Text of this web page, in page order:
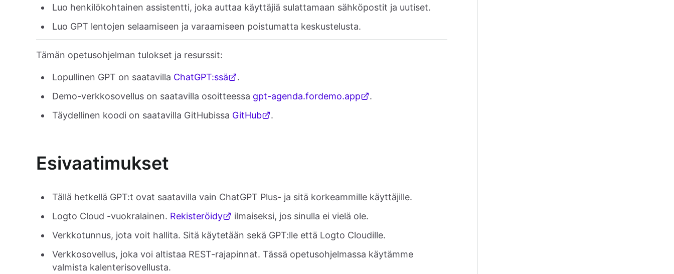
Luo henkilökohtainen assistentti, joka auttaa käyttäjiä sulattamaan sähköpostit ja uutiset.
Luo GPT lentojen selaamiseen ja varaamiseen poistumatta keskustelusta.
Tämän opetusohjelman tulokset ja resurssit:
Lopullinen GPT on saatavilla ChatGPT:ssä
.
Demo-verkkosovellus on saatavilla osoitteessa gpt-agenda.fordemo.app
.
Täydellinen koodi on saatavilla GitHubissa GitHub .
Esivaatimukset
Tällä hetkellä GPT:t ovat saatavilla vain ChatGPT Plus- ja sitä korkeammille käyttäjille.
Logto Cloud -vuokralainen. Rekisteröidy
ilmaiseksi, jos sinulla ei vielä ole.
Verkkotunnus, jota voit hallita. Sitä käytetään sekä GPT:lle että Logto Cloudille.
Verkkosovellus, joka voi altistaa REST-rajapinnat. Tässä opetusohjelmassa käytämme
valmista kalenterisovellusta.